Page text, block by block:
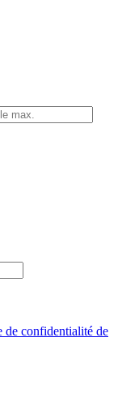
de confidentialité de